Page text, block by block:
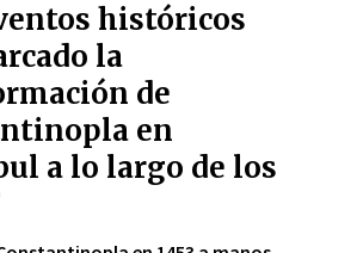
históricos
la
de
en
a lo largo de los